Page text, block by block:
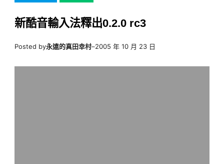
新酷音輸入法釋出0.2.0 rc3
Posted by永遠的真田幸村–2005 年 10 月 23 日